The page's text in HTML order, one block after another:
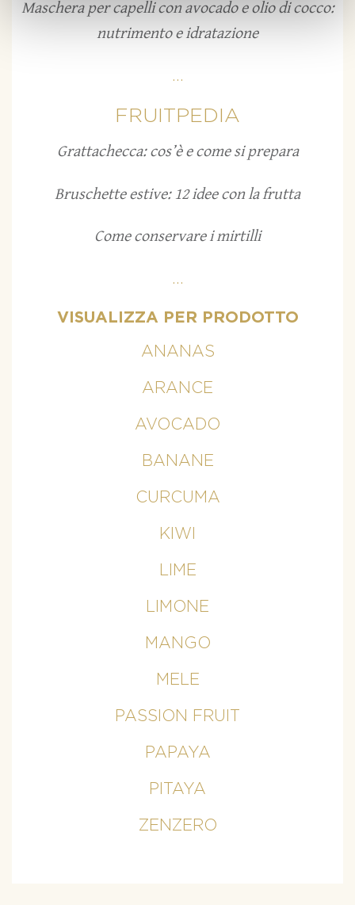
Maschera per capelli con avocado e olio di cocco:
nutrimento e idratazione
...
FRUITPEDIA
Grattachecca: cos’è e come si prepara
Bruschette estive: 12 idee con la frutta
Come conservare i mirtilli
...
VISUALIZZA PER PRODOTTO
ANANAS
ARANCE
AVOCADO
BANANE
CURCUMA
KIWI
LIME
LIMONE
MANGO
MELE
PASSION FRUIT
PAPAYA
PITAYA
ZENZERO